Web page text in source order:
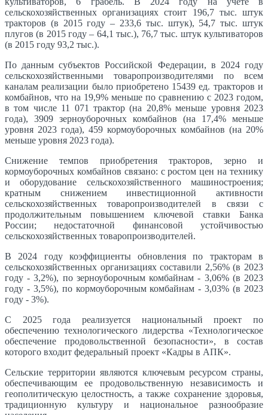
сельскохозяйственных организациях стоит 196,7 тыс. штук
тракторов (в 2015 году – 233,6 тыс. штук), 54,7 тыс. штук
плугов (в 2015 году – 64,1 тыс.), 76,7 тыс. штук культиваторов
(в 2015 году 93,2 тыс.).
По данным субъектов Российской Федерации, в 2024 году
сельскохозяйственными товаропроизводителями по всем
каналам реализации было приобретено 15439 ед. тракторов и
комбайнов, что на 19,9% меньше по сравнению с 2023 годом,
в том числе 11 071 трактор (на 20,8% меньше уровня 2023
года), 3909 зерноуборочных комбайнов (на 17,4% меньше
уровня 2023 года), 459 кормоуборочных комбайнов (на 20%
меньше уровня 2023 года).
Снижение темпов приобретения тракторов, зерно и
кормоуборочных комбайнов связано: с ростом цен на технику
и оборудование сельскохозяйственного машиностроения;
кратным снижением инвестиционной активности
сельскохозяйственных товаропроизводителей в связи с
продолжительным повышением ключевой ставки Банка
России; недостаточной финансовой устойчивостью
сельскохозяйственных товаропроизводителей.
В 2024 году коэффициенты обновления по тракторам в
сельскохозяйственных организациях составили 2,56% (в 2023
году - 3,2%), по зерноуборочным комбайнам - 3,06% (в 2023
году - 3,5%), по кормоуборочным комбайнам - 3,03% (в 2023
году - 3%).
С 2025 года реализуется национальный проект по
обеспечению технологического лидерства «Технологическое
обеспечение продовольственной безопасности», в состав
которого входит федеральный проект «Кадры в АПК».
Сельские территории являются ключевым ресурсом страны,
обеспечивающим ее продовольственную независимость и
геополитическую целостность, а также сохранение здоровья,
традиционную культуру и национальное разнообразие